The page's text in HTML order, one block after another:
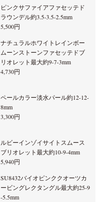
ピンクサファイアファセッテド
ラウンデル約3.5-3.5-2.5mm
5,500円
ナチュラルホワイトレインボー
ムーンストーンファセッテドブ
リオレット最大約9-7-3mm
4,730円
ペールカラー淡水パール約12-12-
8mm
3,300円
ルビーインゾイサイトスムース
ブリオレット最大約10-9-4mm
5,940円
SU8432バイオピンククオーツカ
ービングレクタングル最大約25-9
-5.5mm